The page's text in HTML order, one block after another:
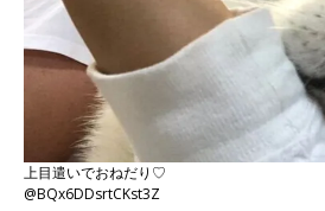
上目遣いでおねだり♡
@BQx6DDsrtCKst3Z